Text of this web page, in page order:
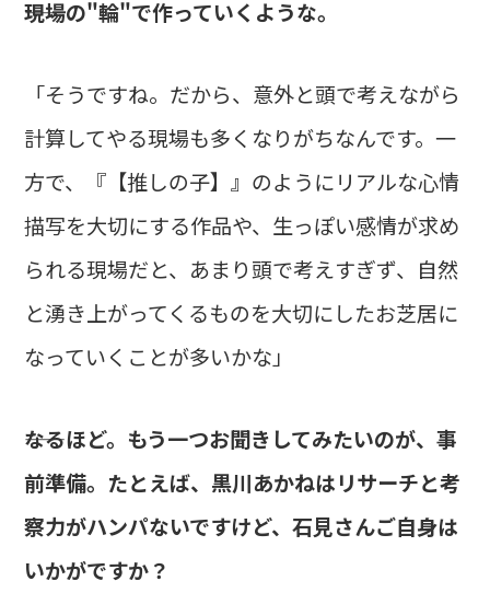
――現場の"輪"で作っていくような。
「そうですね。だから、意外と頭で考えながら
計算してやる現場も多くなりがちなんです。一
方で、『【推しの子】』のようにリアルな心情
描写を大切にする作品や、生っぽい感情が求め
られる現場だと、あまり頭で考えすぎず、自然
と湧き上がってくるものを大切にしたお芝居に
なっていくことが多いかな」
――なるほど。もう一つお聞きしてみたいのが、事
前準備。たとえば、黒川あかねはリサーチと考
察力がハンパないですけど、石見さんご自身は
いかがですか？